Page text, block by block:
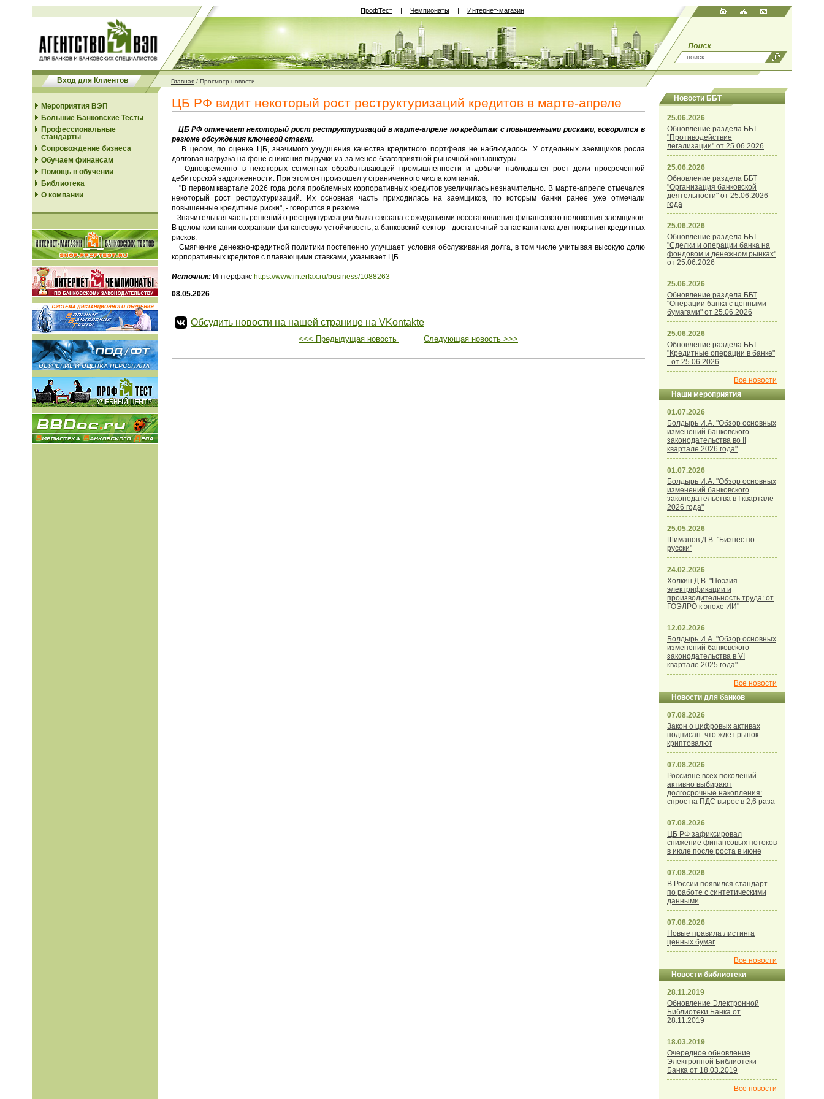
ПрофТест | Чемпионаты | Интернет-магазин
Вход для Клиентов Главная / Просмотр новости
Мероприятия ВЭП
Большие Банковские Тесты
Профессиональные
стандарты
Сопровождение бизнеса
Обучаем финансам
Помощь в обучении
Библиотека
О компании
ЦБ РФ видит некоторый рост реструктуризаций кредитов в марте-апреле
ЦБ РФ отмечает некоторый рост реструктуризаций в марте-апреле по кредитам с повышенными рисками, говорится в
резюме обсуждения ключевой ставки.
В целом, по оценке ЦБ, значимого ухудшения качества кредитного портфеля не наблюдалось. У отдельных заемщиков росла
долговая нагрузка на фоне снижения выручки из-за менее благоприятной рыночной конъюнктуры.
Одновременно в некоторых сегментах обрабатывающей промышленности и добычи наблюдался рост доли просроченной
дебиторской задолженности. При этом он произошел у ограниченного числа компаний.
"В первом квартале 2026 года доля проблемных корпоративных кредитов увеличилась незначительно. В марте-апреле отмечался
некоторый рост реструктуризаций. Их основная часть приходилась на заемщиков, по которым банки ранее уже отмечали
повышенные кредитные риски", - говорится в резюме.
Значительная часть решений о реструктуризации была связана с ожиданиями восстановления финансового положения заемщиков.
В целом компании сохраняли финансовую устойчивость, а банковский сектор - достаточный запас капитала для покрытия кредитных
рисков.
Смягчение денежно-кредитной политики постепенно улучшает условия обслуживания долга, в том числе учитывая высокую долю
корпоративных кредитов с плавающими ставками, указывает ЦБ.
Источник: Интерфакс https://www.interfax.ru/business/1088263
08.05.2026
Обсудить новости на нашей странице на VKontakte
<<< Предыдущая новость Следующая новость >>>
Новости ББТ
25.06.2026
Обновление раздела ББТ
"Противодействие
легализации" от 25.06.2026
25.06.2026
Обновление раздела ББТ
"Организация банковской
деятельности" от 25.06.2026
года
25.06.2026
Обновление раздела ББТ
"Сделки и операции банка на
фондовом и денежном рынках"
от 25.06.2026
25.06.2026
Обновление раздела ББТ
"Операции банка с ценными
бумагами" от 25.06.2026
25.06.2026
Обновление раздела ББТ
"Кредитные операции в банке"
- от 25.06.2026
Все новости
Наши мероприятия
01.07.2026
Болдырь И.А. "Обзор основных
изменений банковского
законодательства во II
квартале 2026 года"
01.07.2026
Болдырь И.А. "Обзор основных
изменений банковского
законодательства в I квартале
2026 года"
25.05.2026
Шиманов Д.В. "Бизнес по-
русски"
24.02.2026
Холкин Д.В. "Поэзия
электрификации и
производительность труда: от
ГОЭЛРО к эпохе ИИ"
12.02.2026
Болдырь И.А. "Обзор основных
изменений банковского
законодательства в VI
квартале 2025 года"
Все новости
Новости для банков
07.08.2026
Закон о цифровых активах
подписан: что ждет рынок
криптовалют
07.08.2026
Россияне всех поколений
активно выбирают
долгосрочные накопления:
спрос на ПДС вырос в 2,6 раза
07.08.2026
ЦБ РФ зафиксировал
снижение финансовых потоков
в июле после роста в июне
07.08.2026
В России появился стандарт
по работе с синтетическими
данными
07.08.2026
Новые правила листинга
ценных бумаг
Все новости
Новости библиотеки
28.11.2019
Обновление Электронной
Библиотеки Банка от
28.11.2019
18.03.2019
Очередное обновление
Электронной Библиотеки
Банка от 18.03.2019
Все новости